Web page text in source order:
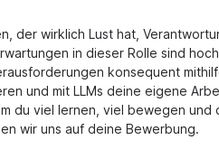
der wirklich Lust hat,
in dieser Rolle sind
konsequent
und mit LLMs deine eigene
du viel lernen, viel bewegen und
wir uns auf deine Bewerbung.